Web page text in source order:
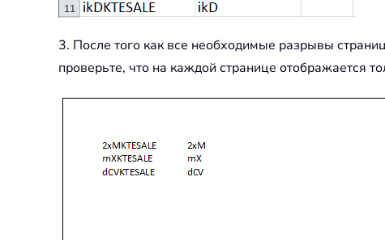
3. После того как все необходимые разрывы
проверьте, что на каждой странице отображается